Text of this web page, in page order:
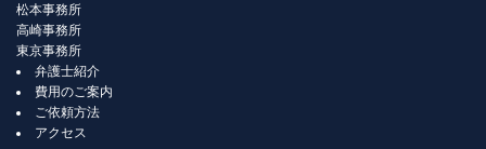
松本事務所
高崎事務所
東京事務所
弁護士紹介
費用のご案内
ご依頼方法
アクセス